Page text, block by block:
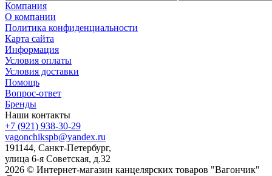
Компания
О компании
Политика конфиденциальности
Карта сайта
Информация
Условия оплаты
Условия доставки
Помощь
Вопрос-ответ
Бренды
Наши контакты
+7 (921) 938-30-29
vagonchikspb@yandex.ru
191144, Санкт-Петербург,
улица 6-я Советская, д.32
2026 © Интернет-магазин канцелярских товаров "Вагончик"